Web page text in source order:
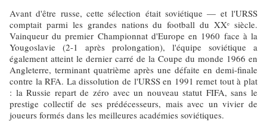
Avant d'être russe, cette sélection était soviétique — et l'URSS
comptait parmi les grandes nations du football du XXᵉ siècle.
Vainqueur du premier Championnat d'Europe en 1960 face à la
Yougoslavie (2-1 après prolongation), l'équipe soviétique a
également atteint le dernier carré de la Coupe du monde 1966 en
Angleterre, terminant quatrième après une défaite en demi-finale
contre la RFA. La dissolution de l'URSS en 1991 remet tout à plat
: la Russie repart de zéro avec un nouveau statut FIFA, sans le
prestige collectif de ses prédécesseurs, mais avec un vivier de
joueurs formés dans les meilleures académies soviétiques.